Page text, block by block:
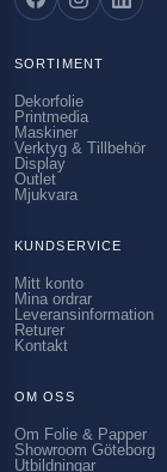
SORTIMENT
Dekorfolie
Printmedia
Maskiner
Verktyg & Tillbehör
Display
Outlet
Mjukvara
KUNDSERVICE
Mitt konto
Mina ordrar
Leveransinformation
Returer
Kontakt
OM OSS
Om Folie & Papper
Showroom Göteborg
Utbildningar